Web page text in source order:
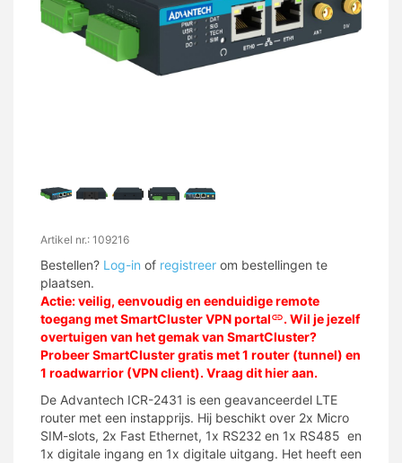
Artikel nr.: 109216
Bestellen? Log-in of registreer om bestellingen te
plaatsen.
Actie: veilig, eenvoudig en eenduidige remote
toegang metSmartCluster VPN portal
. Wil je jezelf
overtuigen van het gemak van SmartCluster?
Probeer SmartCluster gratis met 1 router (tunnel) en
1 roadwarrior (VPN client). Vraag dithieraan.
De Advantech ICR-2431 is een geavanceerdel LTE
router met een instapprijs. Hij beschikt over 2x Micro
SIM-slots, 2x Fast Ethernet, 1x RS232 en 1x RS485 en
1x digitale ingang en 1x digitale uitgang. Het heeft een